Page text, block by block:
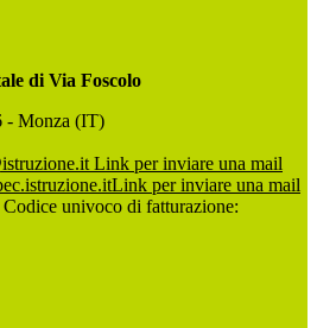
di Via Foscolo
- Monza (IT)
Link per inviare una mail
Link per inviare una mail
univoco di fatturazione: